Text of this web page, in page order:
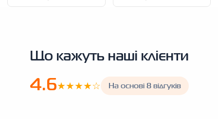
Що кажуть наші клієнти
4.6★★★★☆ На основі 8 відгуків